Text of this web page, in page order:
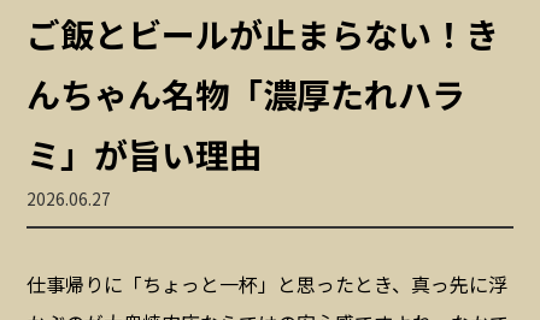
ご飯とビールが止まらない！き
んちゃん名物「濃厚たれハラ
ミ」が旨い理由
2026.06.27
仕事帰りに「ちょっと一杯」と思ったとき、真っ先に浮